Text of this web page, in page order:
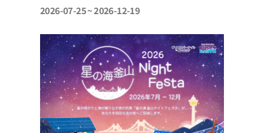
2026-07-25 ~ 2026-12-19